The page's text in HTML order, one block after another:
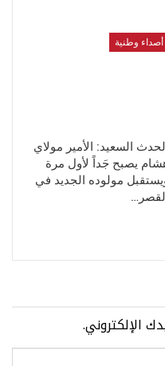
أصداء وطنية
الحدث السعيد: الأمير مولاي
يصبح جَداً لأول مرة
مولوده الجديد في
القصر…
الإلكتروني.